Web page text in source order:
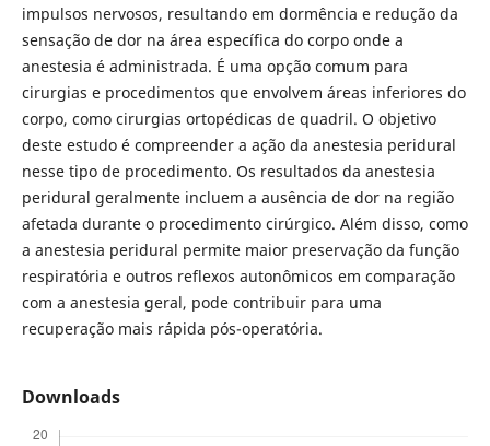
impulsos nervosos, resultando em dormência e redução da
sensação de dor na área específica do corpo onde a
anestesia é administrada. É uma opção comum para
cirurgias e procedimentos que envolvem áreas inferiores do
corpo, como cirurgias ortopédicas de quadril. O objetivo
deste estudo é compreender a ação da anestesia peridural
nesse tipo de procedimento. Os resultados da anestesia
peridural geralmente incluem a ausência de dor na região
afetada durante o procedimento cirúrgico. Além disso, como
a anestesia peridural permite maior preservação da função
respiratória e outros reflexos autonômicos em comparação
com a anestesia geral, pode contribuir para uma
recuperação mais rápida pós-operatória.
Downloads